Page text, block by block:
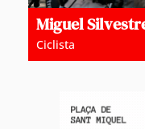
Miguel
Ciclista